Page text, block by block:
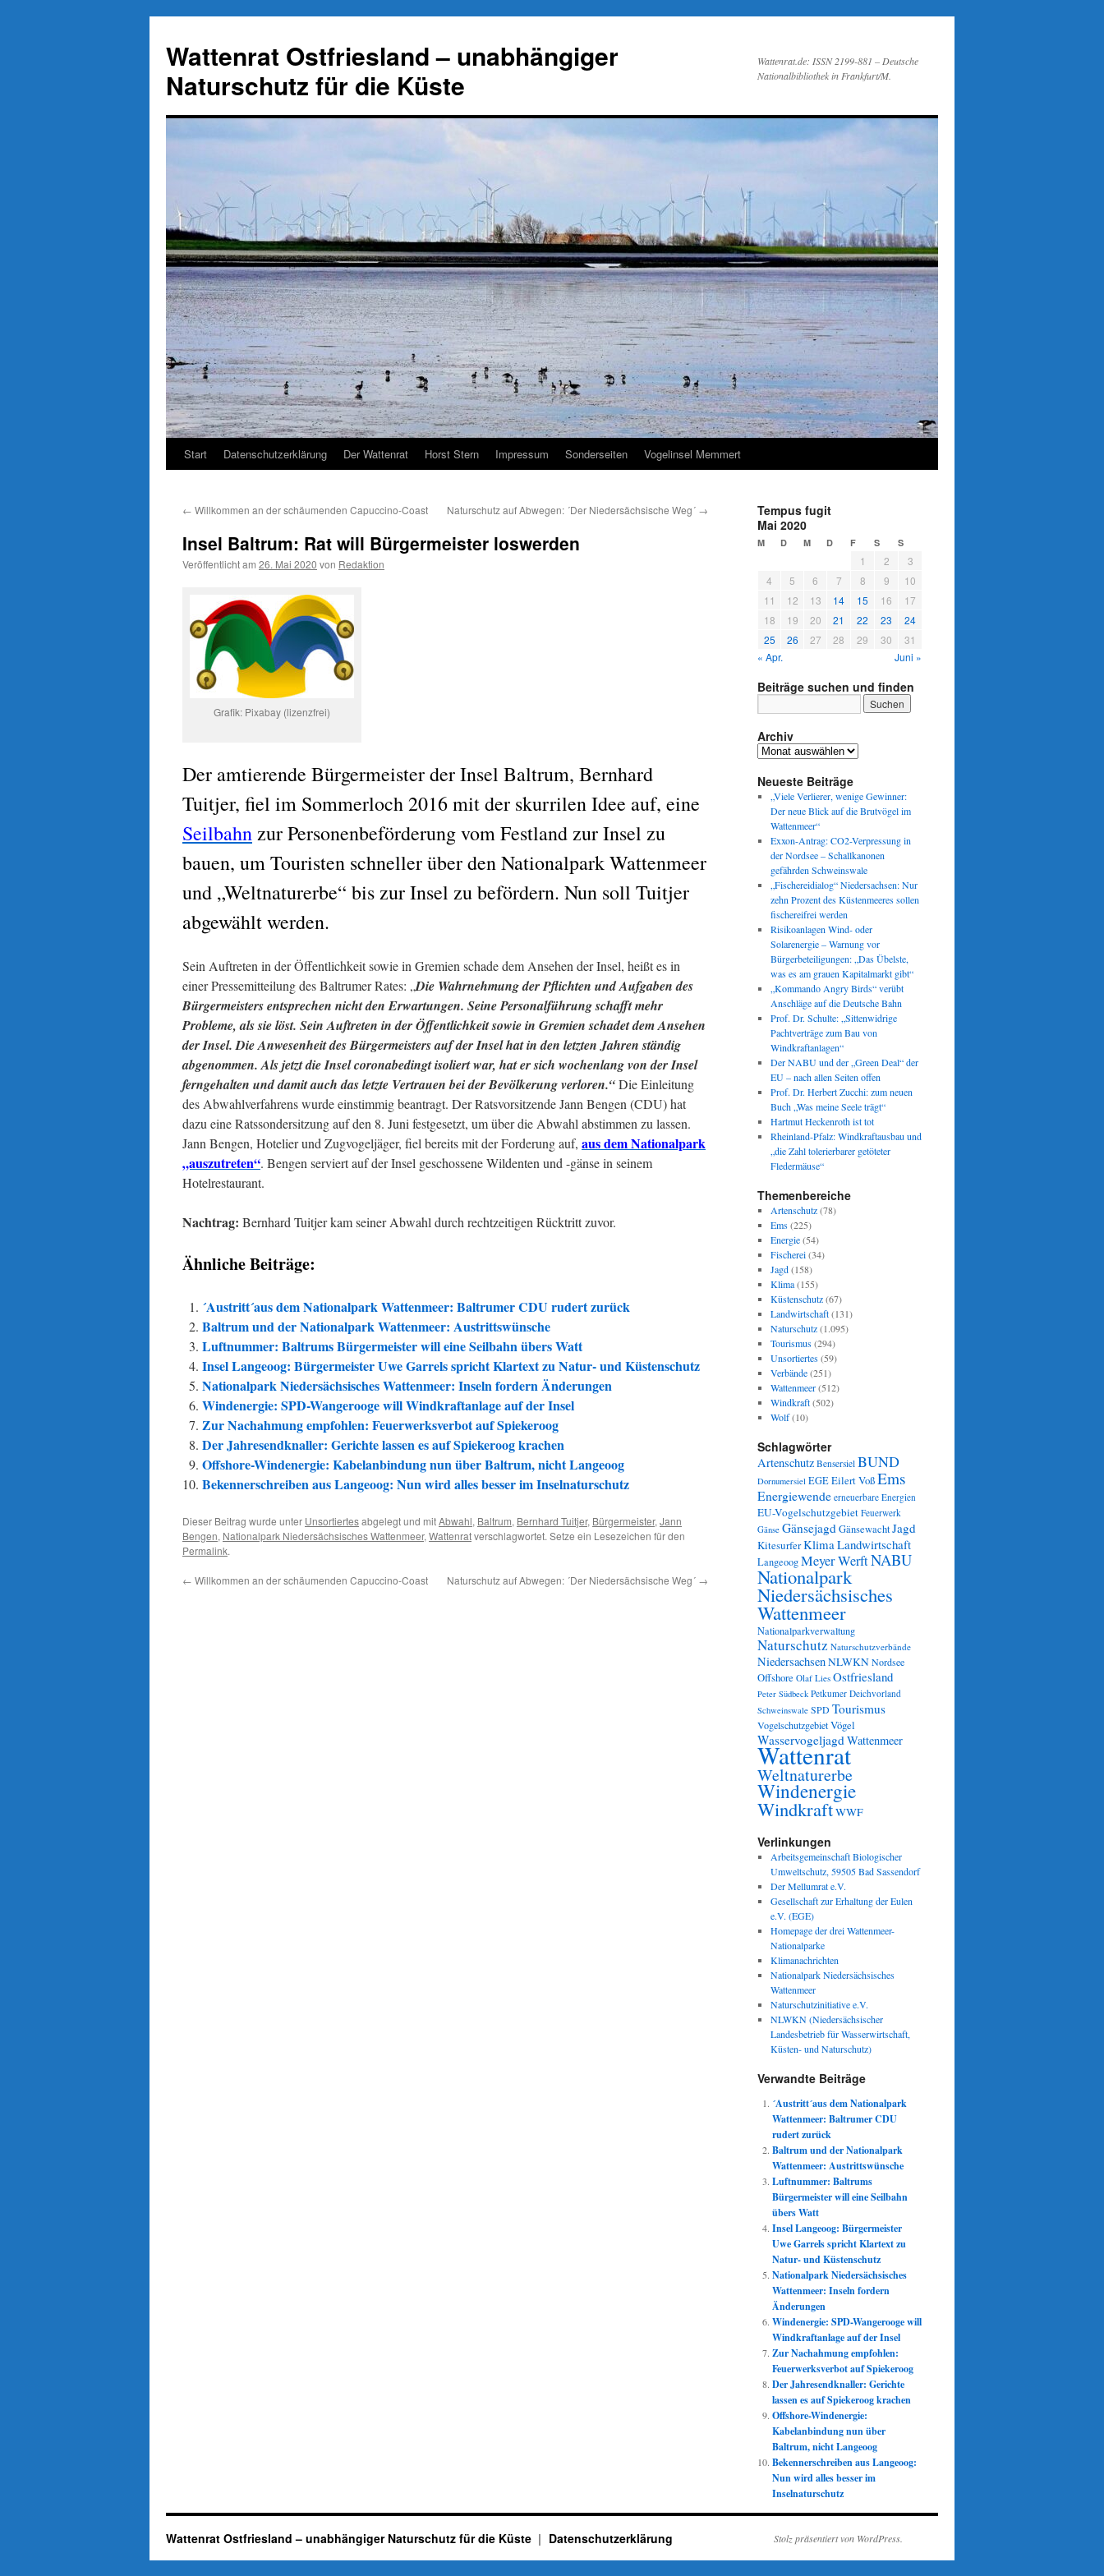
springen
Wattenrat Ostfriesland – unabhängiger
Naturschutz für die Küste
Wattenrat.de: ISSN 2199-881 – Deutsche
Nationalbibliothek in Frankfurt/M.
Start Datenschutzerklärung Der Wattenrat Horst Stern Impressum Sonderseiten Vogelinsel Memmert
← Willkommen an der schäumenden Capuccino-Coast Naturschutz auf Abwegen: ´Der Niedersächsische Weg´ →
Insel Baltrum: Rat will Bürgermeister loswerden
Veröffentlicht am 26. Mai 2020 von Redaktion
Grafik: Pixabay (lizenzfrei)
Der amtierende Bürgermeister der Insel Baltrum, Bernhard
Tuitjer, fiel im Sommerloch 2016 mit der skurrilen Idee auf, eine
Seilbahnzur Personenbeförderung vom Festland zur Insel zu
bauen, um Touristen schneller über den Nationalpark Wattenmeer
und „Weltnaturerbe“ bis zur Insel zu befördern. Nun soll Tuitjer
abgewählt werden.
Sein Auftreten in der Öffentlichkeit sowie in Gremien schade dem Ansehen der Insel, heißt es in
einer Pressemitteilung des Baltrumer Rates: „Die Wahrnehmung der Pflichten und Aufgaben des
Bürgermeisters entsprechen nicht den Erwartungen. Seine Personalführung schafft mehr
Probleme, als sie löst. Sein Auftreten in der Öffentlichkeit sowie in Gremien schadet dem Ansehen
der Insel. Die Anwesenheit des Bürgermeisters auf der Insel hat in den letzten Jahren ständig
abgenommen. Als jetzt die Insel coronabedingt isoliert war, hat er sich wochenlang von der Insel
ferngehalten und damit auch das letzte Vertrauen bei der Bevölkerung verloren.“Die Einleitung
des Abwahlverfahrens wurde einstimmig beantragt. Der Ratsvorsitzende Jann Bengen (CDU) hat
dazu eine Ratssondersitzung auf den 8. Juni festgesetzt, um über die Abwahl abstimmen zu lassen.
Jann Bengen, Hotelier und Zugvogeljäger, fiel bereits mit der Forderung auf, aus dem Nationalpark
„auszutreten“. Bengen serviert auf der Insel geschossene Wildenten und -gänse in seinem
Hotelrestaurant.
Nachtrag: Bernhard Tuitjer kam seiner Abwahl durch rechtzeitigen Rücktritt zuvor.
Ähnliche Beiträge:
´Austritt´aus dem Nationalpark Wattenmeer: Baltrumer CDU rudert zurück
Baltrum und der Nationalpark Wattenmeer: Austrittswünsche
Luftnummer: Baltrums Bürgermeister will eine Seilbahn übers Watt
Insel Langeoog: Bürgermeister Uwe Garrels spricht Klartext zu Natur- und Küstenschutz
Nationalpark Niedersächsisches Wattenmeer: Inseln fordern Änderungen
Windenergie: SPD-Wangerooge will Windkraftanlage auf der Insel
Zur Nachahmung empfohlen: Feuerwerksverbot auf Spiekeroog
Der Jahresendknaller: Gerichte lassen es auf Spiekeroog krachen
Offshore-Windenergie: Kabelanbindung nun über Baltrum, nicht Langeoog
Bekennerschreiben aus Langeoog: Nun wird alles besser im Inselnaturschutz
Dieser Beitrag wurde unter Unsortiertesabgelegt und mitAbwahl, Baltrum, Bernhard Tuitjer, Bürgermeister, Jann
Bengen, Nationalpark Niedersächsisches Wattenmeer, Wattenratverschlagwortet. Setze ein Lesezeichen für den
Permalink.
← Willkommen an der schäumenden Capuccino-Coast Naturschutz auf Abwegen: ´Der Niedersächsische Weg´ →
Tempus fugit
Mai 2020
M D M D F S S
1 2
3
4
5 6 7 8 9
10
11
12 13 14 15 16
17
18
19 20 21 22 23
24
25
26 27 28 29 30
31
« Apr.
Juni »
Beiträge suchen und finden
Archiv
Archiv
Neueste Beiträge
„Viele Verlierer, wenige Gewinner:
Der neue Blick auf die Brutvögel im
Wattenmeer“
Exxon-Antrag: CO2-Verpressung in
der Nordsee – Schallkanonen
gefährden Schweinswale
„Fischereidialog“ Niedersachsen: Nur
zehn Prozent des Küstenmeeres sollen
fischereifrei werden
Risikoanlagen Wind- oder
Solarenergie – Warnung vor
Bürgerbeteiligungen: „Das Übelste,
was es am grauen Kapitalmarkt gibt“
„Kommando Angry Birds“ verübt
Anschläge auf die Deutsche Bahn
Prof. Dr. Schulte: „Sittenwidrige
Pachtverträge zum Bau von
Windkraftanlagen“
Der NABU und der „Green Deal“ der
EU – nach allen Seiten offen
Prof. Dr. Herbert Zucchi: zum neuen
Buch „Was meine Seele trägt“
Hartmut Heckenroth ist tot
Rheinland-Pfalz: Windkraftausbau und
„die Zahl tolerierbarer getöteter
Fledermäuse“
Themenbereiche
Artenschutz(78)
Ems(225)
Energie(54)
Fischerei(34)
Jagd(158)
Klima(155)
Küstenschutz(67)
Landwirtschaft(131)
Naturschutz(1.095)
Tourismus(294)
Unsortiertes(59)
Verbände(251)
Wattenmeer(512)
Windkraft(502)
Wolf(10)
Schlagwörter
Artenschutz Bensersiel BUND
Dornumersiel EGEEilert VoßEms
Energiewende erneuerbare Energien
EU-Vogelschutzgebiet Feuerwerk
Gänse GänsejagdGänsewachtJagd
KitesurferKlimaLandwirtschaft
LangeoogMeyer WerftNABU
Nationalpark
Niedersächsisches
Wattenmeer
Nationalparkverwaltung
Naturschutz Naturschutzverbände
NiedersachsenNLWKNNordsee
Offshore Olaf Lies Ostfriesland
Peter Südbeck Petkumer Deichvorland
Schweinswale SPDTourismus
VogelschutzgebietVögel
WasservogeljagdWattenmeer
Wattenrat
Weltnaturerbe
Windenergie
WindkraftWWF
Verlinkungen
Arbeitsgemeinschaft Biologischer
Umweltschutz, 59505 Bad Sassendorf
Der Mellumrat e.V.
Gesellschaft zur Erhaltung der Eulen
e.V. (EGE)
Homepage der drei Wattenmeer-
Nationalparke
Klimanachrichten
Nationalpark Niedersächsisches
Wattenmeer
Naturschutzinitiative e.V.
NLWKN (Niedersächsischer
Landesbetrieb für Wasserwirtschaft,
Küsten- und Naturschutz)
Verwandte Beiträge
´Austritt´aus dem Nationalpark
Wattenmeer: Baltrumer CDU
rudert zurück
Baltrum und der Nationalpark
Wattenmeer: Austrittswünsche
Luftnummer: Baltrums
Bürgermeister will eine Seilbahn
übers Watt
Insel Langeoog: Bürgermeister
Uwe Garrels spricht Klartext zu
Natur- und Küstenschutz
Nationalpark Niedersächsisches
Wattenmeer: Inseln fordern
Änderungen
Windenergie: SPD-Wangerooge will
Windkraftanlage auf der Insel
Zur Nachahmung empfohlen:
Feuerwerksverbot auf Spiekeroog
Der Jahresendknaller: Gerichte
lassen es auf Spiekeroog krachen
Offshore-Windenergie:
Kabelanbindung nun über
Baltrum, nicht Langeoog
Bekennerschreiben aus Langeoog:
Nun wird alles besser im
Inselnaturschutz
Wattenrat Ostfriesland – unabhängiger Naturschutz für die Küste Datenschutzerklärung Stolz präsentiert von WordPress.